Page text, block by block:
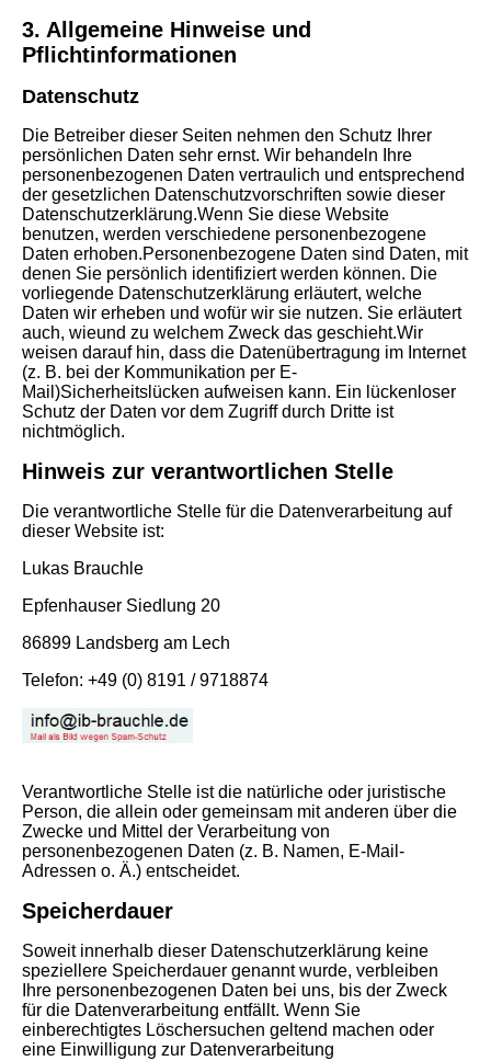
3. Allgemeine Hinweise und
Pflichtinformationen
Datenschutz
Die Betreiber dieser Seiten nehmen den Schutz Ihrer
persönlichen Daten sehr ernst. Wir behandeln Ihre
personenbezogenen Daten vertraulich und entsprechend
der gesetzlichen Datenschutzvorschriften sowie dieser
Datenschutzerklärung.Wenn Sie diese Website
benutzen, werden verschiedene personenbezogene
Daten erhoben.Personenbezogene Daten sind Daten, mit
denen Sie persönlich identifiziert werden können. Die
vorliegende Datenschutzerklärung erläutert, welche
Daten wir erheben und wofür wir sie nutzen. Sie erläutert
auch, wieund zu welchem Zweck das geschieht.Wir
weisen darauf hin, dass die Datenübertragung im Internet
(z. B. bei der Kommunikation per E-
Mail)Sicherheitslücken aufweisen kann. Ein lückenloser
Schutz der Daten vor dem Zugriff durch Dritte ist
nichtmöglich.
Hinweis zur verantwortlichen Stelle
Die verantwortliche Stelle für die Datenverarbeitung auf
dieser Website ist:
Lukas Brauchle
Epfenhauser Siedlung 20
86899 Landsberg am Lech
Telefon: +49 (0) 8191 / 9718874
Verantwortliche Stelle ist die natürliche oder juristische
Person, die allein oder gemeinsam mit anderen über die
Zwecke und Mittel der Verarbeitung von
personenbezogenen Daten (z. B. Namen, E-Mail-
Adressen o. Ä.) entscheidet.
Speicherdauer
Soweit innerhalb dieser Datenschutzerklärung keine
speziellere Speicherdauer genannt wurde, verbleiben
Ihre personenbezogenen Daten bei uns, bis der Zweck
für die Datenverarbeitung entfällt. Wenn Sie
einberechtigtes Löschersuchen geltend machen oder
eine Einwilligung zur Datenverarbeitung